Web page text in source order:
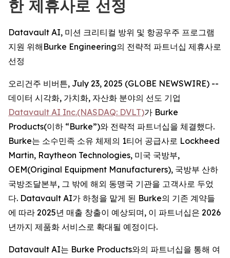
한 제휴사로 선정
Datavault AI, 미션 크리티컬 방위 및 항공우주 프로그램
지원 위해Burke Engineering의 전략적 파트너십 제휴사로
선정
오리건주 비버튼, July 23, 2025 (GLOBE NEWSWIRE) --
데이터 시각화, 가치화, 자산화 분야의 선도 기업
Datavault AI Inc.(NASDAQ: DVLT)가 Burke
Products(이하 “Burke”)와 전략적 파트너십을 체결했다.
Burke는 소수민족 소유 체제의 1티어 공급사로 Lockheed
Martin, Raytheon Technologies, 미국 국방부,
OEM(Original Equipment Manufacturers), 국방부 산하
국방조달본부, 그 밖에 해외 동맹국 기관을 고객사로 두었
다. Datavault AI가 하청을 맡게 된 Burke의 기존 계약들
에 따라 2025년 매출 창출이 예상되며, 이 파트너십은 2026
년까지 제품화 서비스로 확대될 예정이다.
Datavault AI는 Burke Products와의 파트너십을 통해 여